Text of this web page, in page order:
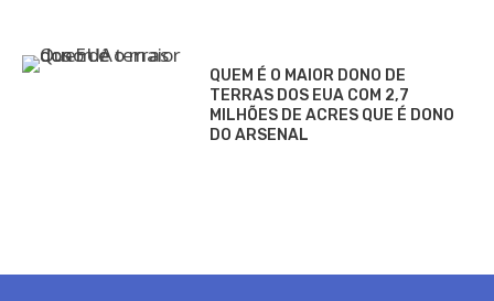
QUEM É O MAIOR DONO DE
TERRAS DOS EUA COM 2,7
MILHÕES DE ACRES QUE É DONO
DO ARSENAL